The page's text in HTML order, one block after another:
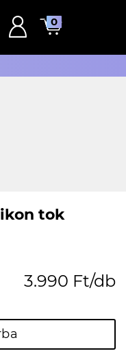
0
tok
3.990 Ft/db